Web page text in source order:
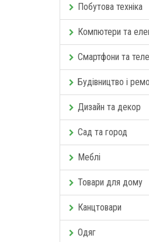
Побутова техніка
Компютери та
Смартфони та
Будівництво і
Дизайн та декор
Сад та город
Меблі
Товари для дому
Канцтовари
Одяг